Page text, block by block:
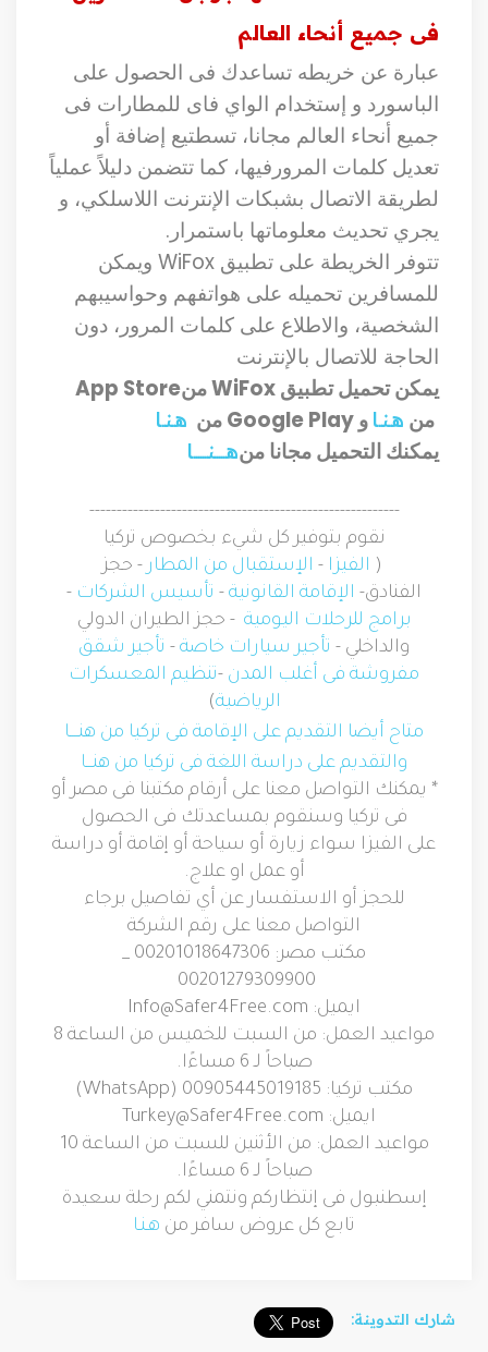
فى جميع أنحاء العالم
عبارة عن خريطه تساعدك فى الحصول على
الباسورد و إستخدام الواي فاى للمطارات فى
جميع أنحاء العالم مجانا، تسطتيع إضافة أو
تعديل كلمات المرورفيها، كما تتضمن دليلاً عملياً
لطريقة الاتصال بشبكات الإنترنت اللاسلكي، و
يجري تحديث معلوماتها باستمرار .
تتوفر الخريطة على تطبيق WiFox ويمكن
للمسافرين تحميله على هواتفهم وحواسيبهم
الشخصية، والاطلاع على كلمات المرور، دون
الحاجة للاتصال بالإنترنت
يمكن تحميل تطبيقWiFoxمنApp Store
من هـنـا وGoogle Playمن هـنـا
يمكنك التحميل مجانا منهـــــنــــــا
---------------------------------------------------------
نقوم بتوفير كل شيء بخصوص تركيا
( الفيزا - الإستقبال من المطار- حجز
الفنادق- الإقامة القانونية - تأسيس الشركات -
برامج للرحلات اليومية - حجز الطيران الدولي
والداخلي - تأجير سيارات خاصة - تأجير شقق
مفروشة فى أغلب المدن -تنظيم المعسكرات
الرياضية)
متاح أيضا التقديم على الإقامة فى تركيا من هنــــا
والتقديم على دراسة اللغة فى تركيا من هنـــا
* يمكنك التواصل معنا على أرقام مكتبنا فى مصر أو
فى تركيا وسنقوم بمساعدتك فى الحصول
على الفيزا سواء زيارة أو سياحة أو إقامة أو دراسة
أو عمل او علاج.
للحجز أو الاستفسار عن أي تفاصيل برجاء
التواصل معنا على رقم الشركة
مكتب مصر: 00201018647306 _
00201279309900
ايميل: Info@Safer4Free.com
مواعيد العمل: من السبت للخميس من الساعة 8
صباحاً لـ 6 مساءًا.
مكتب تركيا: 00905445019185 (
WhatsApp
)
ايميل: Turkey@Safer4Free.com
مواعيد العمل: من الأثنين للسبت من الساعة 10
صباحاً لـ 6 مساءًا.
إسطنبول فى إنتظاركم ونتمني لكم رحلة سعيدة
تابع كل عروض سافر من هـنـا
شارك التدوينة: